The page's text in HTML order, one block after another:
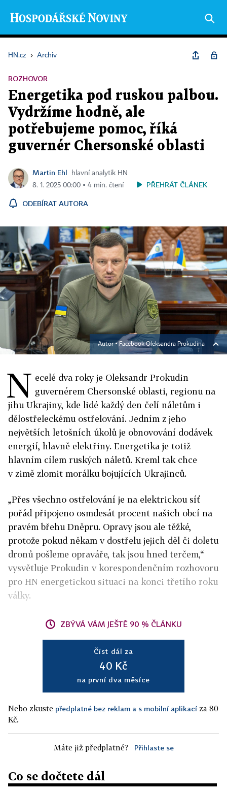
HN.cz › Archiv
ROZHOVOR
Energetika pod ruskou palbou.
Vydržíme hodně, ale
potřebujeme pomoc, říká
guvernér Chersonské oblasti
Martin Ehl
hlavní analytik HN
8. 1. 2025 00:00 ▪ 4 min. čtení
PŘEHRÁT ČLÁNEK
ODEBÍRAT AUTORA
Autor ▪ Facebook Oleksandra Prokudina
N ecelé dva roky je Oleksandr Prokudin
guvernérem Chersonské oblasti, regionu na
jihu Ukrajiny, kde lidé každý den čelí náletům i
dělostřeleckému ostřelování. Jedním z jeho
největších letošních úkolů je obnovování dodávek
energií, hlavně elektřiny. Energetika je totiž
hlavním cílem ruských náletů. Kreml tak chce
v zimě zlomit morálku bojujících Ukrajinců.
„Přes všechno ostřelování je na elektrickou síť
pořád připojeno osmdesát procent našich obcí na
pravém břehu Dněpru. Opravy jsou ale těžké,
protože pokud někam v dostřelu jejich děl či doletu
dronů pošleme opraváře, tak jsou hned terčem,“
vysvětluje Prokudin v korespondenčním rozhovoru
pro HN energetickou situaci na konci třetího roku
války.
ZBÝVÁ VÁM JEŠTĚ 90 % ČLÁNKU
Číst dál za
40 Kč
na první dva měsíce
Nebo zkuste předplatné bez reklam a s mobilní aplikací za 80
Kč.
Máte již předplatné? Přihlaste se
Co se dočtete dál